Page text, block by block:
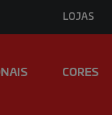
LOJAS
CORES